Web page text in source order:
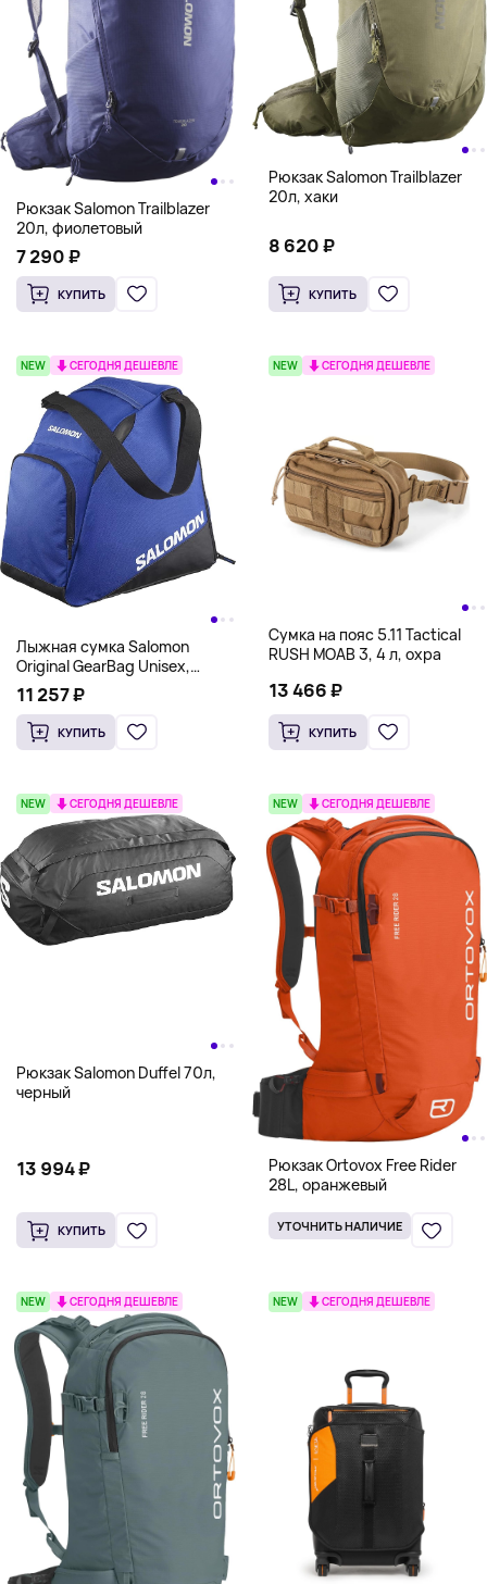
Рюкзак Salomon Trailblazer
20л, фиолетовый
7 290 ₽
КУПИТЬ
Рюкзак Salomon Trailblazer
20л, хаки
8 620 ₽
КУПИТЬ
NEW СЕГОДНЯ ДЕШЕВЛЕ
Лыжная сумка Salomon
Original GearBag Unisex,
синий
11 257 ₽
КУПИТЬ
NEW СЕГОДНЯ ДЕШЕВЛЕ
Сумка на пояс 5.11 Tactical
RUSH MOAB 3, 4 л, охра
13 466 ₽
КУПИТЬ
NEW СЕГОДНЯ ДЕШЕВЛЕ
Рюкзак Salomon Duffel 70л,
черный
13 994 ₽
КУПИТЬ
NEW СЕГОДНЯ ДЕШЕВЛЕ
Рюкзак Ortovox Free Rider
28L, оранжевый
УТОЧНИТЬ НАЛИЧИЕ
NEW СЕГОДНЯ ДЕШЕВЛЕ NEW СЕГОДНЯ ДЕШЕВЛЕ